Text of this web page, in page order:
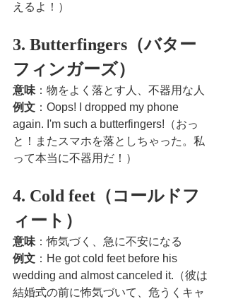
えるよ！）
3. Butterfingers（バター
フィンガーズ）
意味 ：物をよく落とす人、不器用な人
例文 ：Oops! I dropped my phone
again. I'm such a butterfingers!（おっ
と！またスマホを落としちゃった。私
って本当に不器用だ！）
4. Cold feet（コールドフ
ィート）
意味 ：怖気づく、急に不安になる
例文 ：He got cold feet before his
wedding and almost canceled it.（彼は
結婚式の前に怖気づいて、危うくキャ